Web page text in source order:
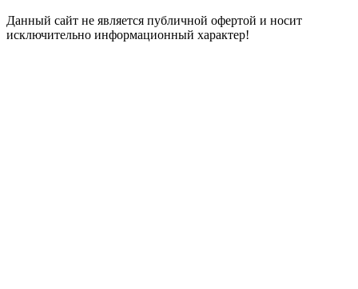
Данный сайт не является публичной офертой и носит
исключительно информационный характер!